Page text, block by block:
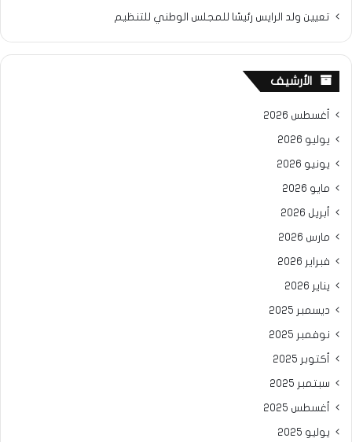
تعيين ولد الرايس رئيسًا للمجلس الوطني للتنظيم
الأرشيف
أغسطس 2026
يوليو 2026
يونيو 2026
مايو 2026
أبريل 2026
مارس 2026
فبراير 2026
يناير 2026
ديسمبر 2025
نوفمبر 2025
أكتوبر 2025
سبتمبر 2025
أغسطس 2025
يوليو 2025